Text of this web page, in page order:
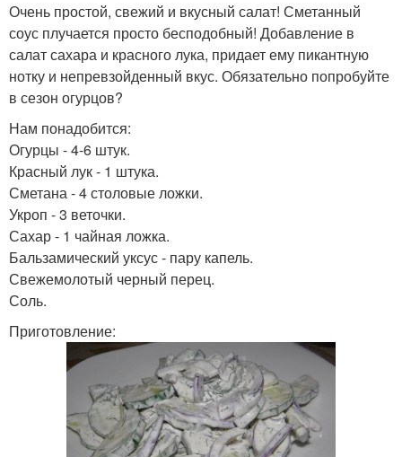
Очень простой, свежий и вкусный салат! Сметанный
соус плучается просто бесподобный! Добавление в
салат сахара и красного лука, придает ему пикантную
нотку и непревзойденный вкус. Обязательно попробуйте
в сезон огурцов?
Нам понадобится:
Огурцы - 4-6 штук.
Красный лук - 1 штука.
Сметана - 4 столовые ложки.
Укроп - 3 веточки.
Сахар - 1 чайная ложка.
Бальзамический уксус - пару капель.
Свежемолотый черный перец.
Соль.
Приготовление: